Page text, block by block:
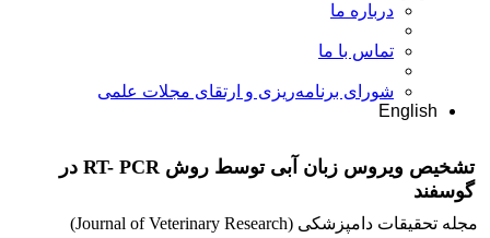
درباره ما
تماس با ما
شورای برنامه‌ریزی و ارتقای مجلات علمی
English
تشخیص ویروس زبان آبی توسط روش‌ RT- PCR در
گوسفند
مجله تحقیقات دامپزشکی (Journal of Veterinary Research)